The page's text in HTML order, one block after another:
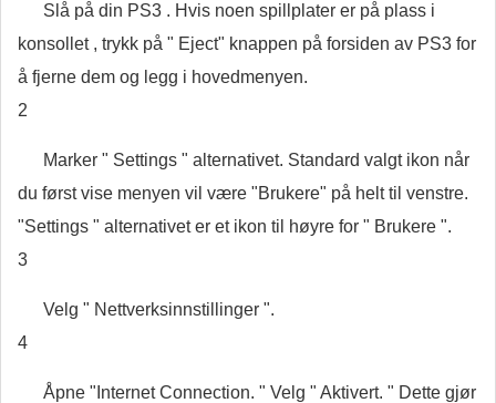
Slå på din PS3 . Hvis noen spillplater er på plass i
konsollet , trykk på " Eject" knappen på forsiden av PS3 for
å fjerne dem og legg i hovedmenyen.
2
Marker " Settings " alternativet. Standard valgt ikon når
du først vise menyen vil være "Brukere" på helt til venstre.
"Settings " alternativet er et ikon til høyre for " Brukere ".
3
Velg " Nettverksinnstillinger ".
4
Åpne "Internet Connection. " Velg " Aktivert. " Dette gjør